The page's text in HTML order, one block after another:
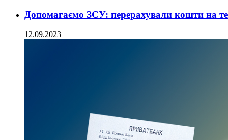
Допомагаємо ЗСУ: перерахували кошти на
12.09.2023